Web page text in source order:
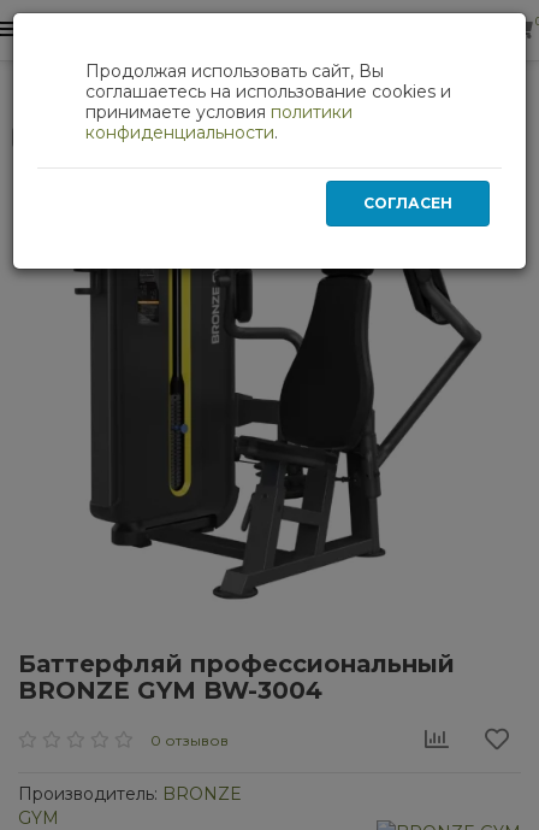
Баттерфляй профессиональный BRONZE GYM BW-3004
Нет в наличии
Баттерфляй профессиональный
BRONZE GYM BW-3004
0 отзывов
Производитель: BRONZE
GYM
Продолжая использовать сайт, Вы
соглашаетесь на использование cookies и
принимаете условия политики
конфиденциальности.
СОГЛАСЕН